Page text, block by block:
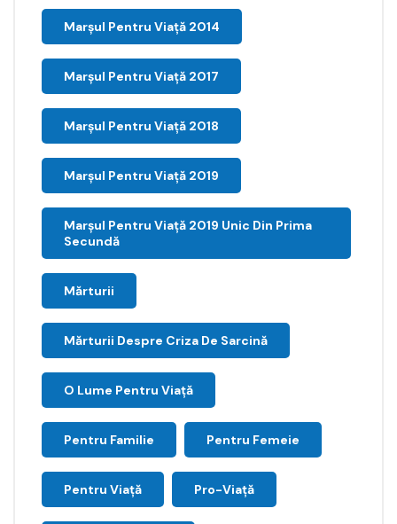
Marșul Pentru Viață 2014
Marșul Pentru Viață 2017
Marșul Pentru Viață 2018
Marșul Pentru Viață 2019
Marșul Pentru Viață 2019 Unic Din Prima
Secundă
Mărturii
Mărturii Despre Criza De Sarcină
O Lume Pentru Viață
Pentru Familie Pentru Femeie
Pentru Viață Pro-Viață